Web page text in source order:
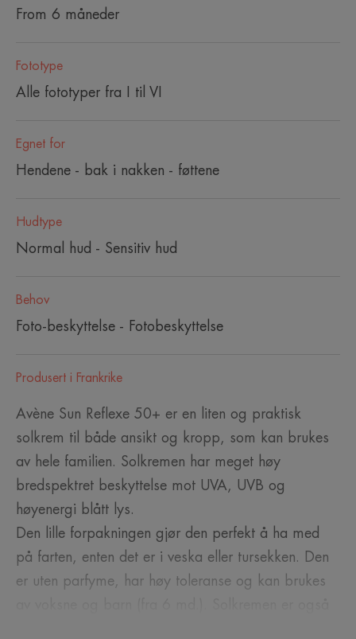
From 6 måneder
Fototype
Alle fototyper fra I til VI
Egnet for
Hendene - bak i nakken - føttene
Hudtype
Normal hud - Sensitiv hud
Behov
Foto-beskyttelse - Fotobeskyttelse
Produsert i Frankrike
Avène Sun Reflexe 50+ er en liten og praktisk
solkrem til både ansikt og kropp, som kan brukes
av hele familien. Solkremen har meget høy
bredspektret beskyttelse mot UVA, UVB og
høyenergi blått lys.
Den lille forpakningen gjør den perfekt å ha med
på farten, enten det er i veska eller tursekken. Den
er uten parfyme, har høy toleranse og kan brukes